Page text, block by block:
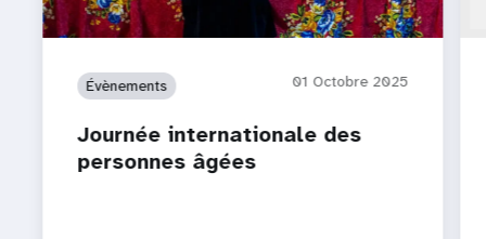
Évènements 01 Octobre 2025
Journée internationale des
personnes âgées